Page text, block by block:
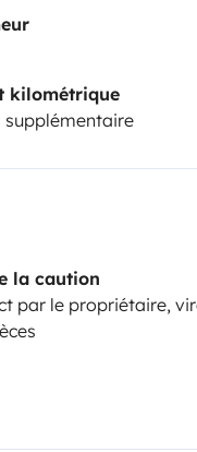
kilométrique
supplémentaire
la caution
par le propriétaire,